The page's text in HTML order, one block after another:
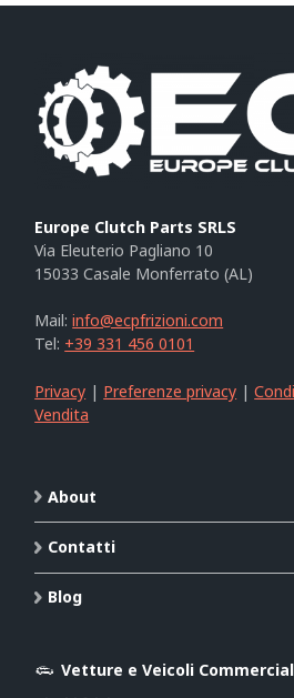
Europe Clutch Parts SRLS
Via Eleuterio Pagliano 10
15033 Casale Monferrato (AL)
Mail:info@ecpfrizioni.com
Tel: +39 331 456 0101
Privacy | Preferenze privacy |
Vendita
About
Contatti
Blog
Vetture e Veicoli